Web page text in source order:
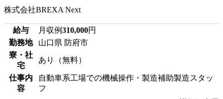
株式会社BREXA Next
給与 月収例310,000円
勤務地
山口県 防府市
寮・社
宅
あり（無料）
仕事内
容
自動車系工場での機械操作・製造補助製造スタッ
フ